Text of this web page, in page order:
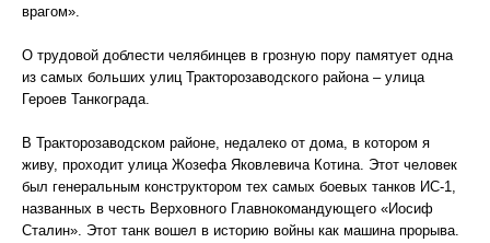
врагом».
О трудовой доблести челябинцев в грозную пору памятует одна
из самых больших улиц Тракторозаводского района – улица
Героев Танкограда.
В Тракторозаводском районе, недалеко от дома, в котором я
живу, проходит улица Жозефа Яковлевича Котина. Этот человек
был генеральным конструктором тех самых боевых танков ИС-1,
названных в честь Верховного Главнокомандующего «Иосиф
Сталин». Этот танк вошел в историю войны как машина прорыва.